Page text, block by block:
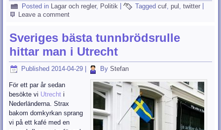
Posted in Lagar och regler, Politik | Tagged cuf ,pul ,twitter
Leave a comment
Sveriges bästa tunnbrödsrulle
hittar man i Utrecht
Published 2014-04-29 By Stefan
För ett par år sedan
besökte vi Utrecht i
Nederländerna. Strax
bakom domkyrkan sprang
vi på ett kafé med en